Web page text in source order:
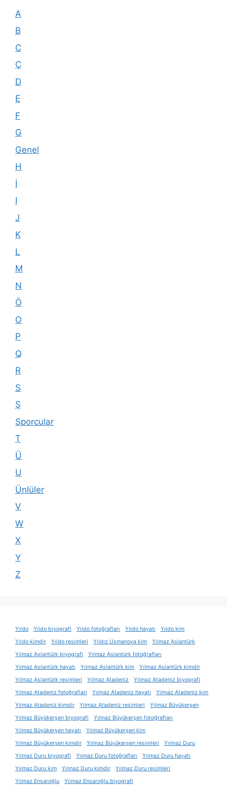
A
B
C
Ç
D
E
F
G
Genel
H
İ
I
J
K
L
M
N
Ö
O
P
Q
R
S
Ş
Sporcular
T
Ü
U
Ünlüler
V
W
X
Y
Z
Yıldo Yıldo biyografi Yıldo fotoğrafları Yıldo hayatı
Yıldo kim
Yıldo kimdir
Yıldo resimleri Yıldız Usmanova kim
Yılmaz Aslantürk
Yılmaz Aslantürk biyografi
Yılmaz Aslantürk fotoğrafları
Yılmaz Aslantürk hayatı
Yılmaz Aslantürk kim
Yılmaz Aslantürk kimdir
Yılmaz Aslantürk resimleri
Yılmaz Atadeniz
Yılmaz Atadeniz biyografi
Yılmaz Atadeniz fotoğrafları
Yılmaz Atadeniz hayatı
Yılmaz Atadeniz kim
Yılmaz Atadeniz kimdir
Yılmaz Atadeniz resimleri
Yılmaz Büyükerşen
Yılmaz Büyükerşen biyografi
Yılmaz Büyükerşen fotoğrafları
Yılmaz Büyükerşen hayatı
Yılmaz Büyükerşen kim
Yılmaz Büyükerşen kimdir
Yılmaz Büyükerşen resimleri
Yılmaz Duru
Yılmaz Duru biyografi
Yılmaz Duru fotoğrafları
Yılmaz Duru hayatı
Yılmaz Duru kim
Yılmaz Duru kimdir
Yılmaz Duru resimleri
Yılmaz Ensaroğlu
Yılmaz Ensaroğlu biyografi